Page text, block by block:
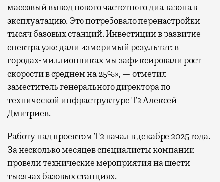
массовый вывод нового частотного диапазона в
эксплуатацию. Это потребовало перенастройки
тысяч базовых станций. Инвестиции в развитие
спектра уже дали измеримый результат: в
городах-миллионниках мы зафиксировали рост
скорости в среднем на 25%», — отметил
заместитель генерального директора по
технической инфраструктуре Т2 Алексей
Дмитриев.
Работу над проектом Т2 начал в декабре 2025 года.
За несколько месяцев специалисты компании
провели технические мероприятия на шести
тысячах базовых станциях.